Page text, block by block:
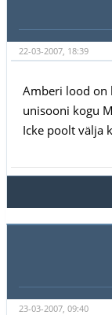
22-03-2007, 18:39
Amberi lood on
unisooni kogu
Icke poolt välja
23-03-2007, 09:40